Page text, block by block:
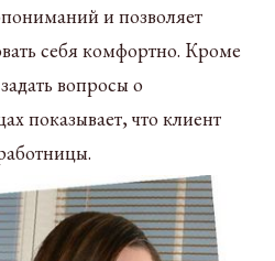
и позволяет
себя комфортно. Кроме
вопросы о
показывает, что клиент